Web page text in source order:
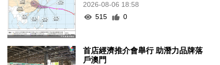
2026-08-06 18:58
515
0
首店經濟推介會舉行 助潛力品牌落
戶澳門